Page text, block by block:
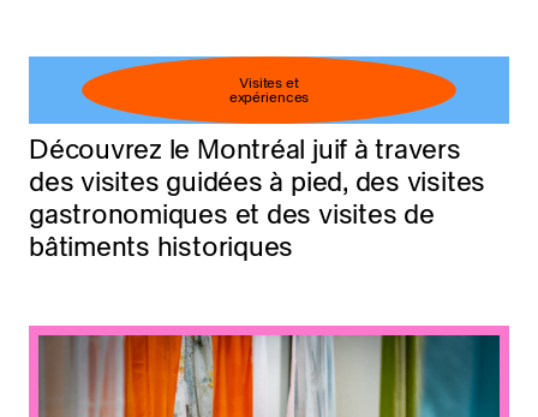
Visites et
expériences
Découvrez le Montréal juif à travers
des visites guidées à pied, des visites
gastronomiques et des visites de
bâtiments historiques